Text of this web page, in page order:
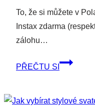
To, že si můžete v
Instax zdarma
zálohu…
PŘEČTU SI
5
využít